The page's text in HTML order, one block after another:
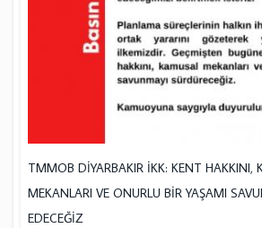
TMMOB DİYARBAKIR İKK: KENT HAKKINI,
MEKANLARI VE ONURLU BİR YAŞAMI
EDECEĞİZ